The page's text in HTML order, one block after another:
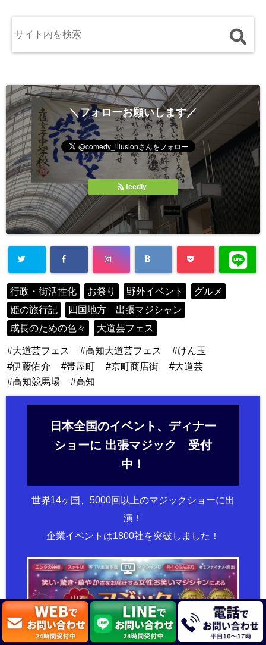
＼フォローお願いします／
feedly
行政・街活性化 お祭り 野外イベント
グルメ
姫の旅行記
四国地方 出張マジシャン
成長のための色々
大道芸フェス
大道芸フェス 高知大道芸フェス
けん玉
伊藤佑介
帯屋町 京町商店街
大道芸
高知競馬場
高知
日本全国のイベント、ディナー
ショーに 出張マジック 受付
中！
世界14ヶ国、5000回以上のマジックショーに出
演！
企業イベントは1800社を突破しました！